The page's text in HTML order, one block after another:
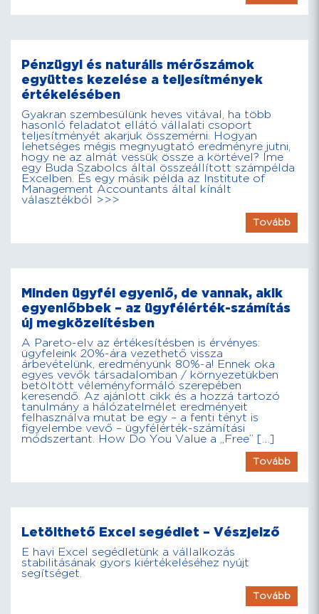
Pénzügyi és naturális mérőszámok
együttes kezelése a teljesítmények
értékelésében
Gyakran szembesülünk heves vitával, ha több
hasonló feladatot ellátó vállalati csoport
teljesítményét akarjuk összemérni. Hogyan
lehetséges mégis megnyugtató eredményre jutni,
hogy ne az almát vessük össze a körtével? Íme
egy Buda Szabolcs által összeállított számpélda
Excelben. És egy másik példa az Institute of
Management Accountants által kínált
választékból >>>
Tovább
Minden ügyfél egyenlő, de vannak, akik
egyenlőbbek – az ügyfélérték-számítás
új megközelítésben
A Pareto-elv az értékesítésben is érvényes:
ügyfeleink 20%-ára vezethető vissza
árbevételünk, eredményünk 80%-a! Ennek oka
egyes vevők társadalomban / környezetükben
betöltött véleményformáló szerepében
keresendő. Az ajánlott cikk és a hozzá tartozó
tanulmány a hálózatelmélet eredményeit
felhasználva mutat be egy – a fenti tényt is
figyelembe vevő – ügyfélérték-számítási
módszertant. How Do You Value a „Free” […]
Tovább
Letölthető Excel segédlet – Vészjelző
E havi Excel segédletünk a vállalkozás
stabilitásának gyors kiértékeléséhez nyújt
segítséget.
Tovább